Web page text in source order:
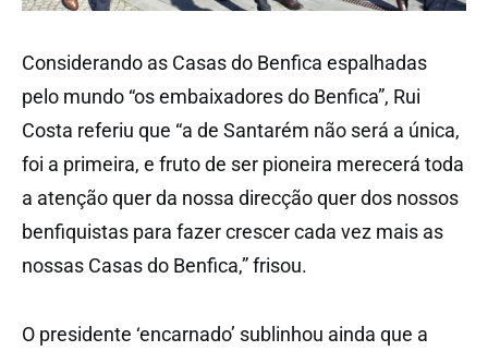
Considerando as Casas do Benfica espalhadas
pelo mundo “os embaixadores do Benfica”, Rui
Costa referiu que “a de Santarém não será a única,
foi a primeira, e fruto de ser pioneira merecerá toda
a atenção quer da nossa direcção quer dos nossos
benfiquistas para fazer crescer cada vez mais as
nossas Casas do Benfica,” frisou.
O presidente ‘encarnado’ sublinhou ainda que a